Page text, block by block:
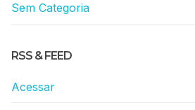
Sem Categoria
RSS & FEED
Acessar